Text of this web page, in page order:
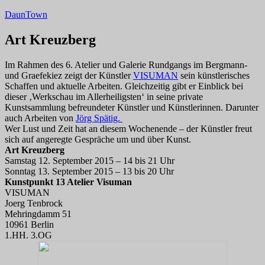
Zum
springen
DaunTown
Art Kreuzberg
Im Rahmen des 6. Atelier und Galerie Rundgangs im Bergmann-
und Graefekiez zeigt der KünstlerVISUMAN sein künstlerisches
Schaffen und aktuelle Arbeiten. Gleichzeitig gibt er Einblick bei
dieser ‚Werkschau im Allerheiligsten‘ in seine private
Kunstsammlung befreundeter Künstler und Künstlerinnen. Darunter
auch Arbeiten von Jörg Spätig.
Wer Lust und Zeit hat an diesem Wochenende – der Künstler freut
sich auf angeregte Gespräche um und über Kunst.
Art Kreuzberg
Samstag 12. September 2015 – 14 bis 21 Uhr
Sonntag 13. September 2015 – 13 bis 20 Uhr
Kunstpunkt 13 Atelier Visuman
VISUMAN
Joerg Tenbrock
Mehringdamm 51
10961 Berlin
1.HH. 3.OG